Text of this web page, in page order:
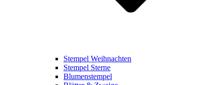
Stempel Weihnachten
Stempel Sterne
Blumenstempel